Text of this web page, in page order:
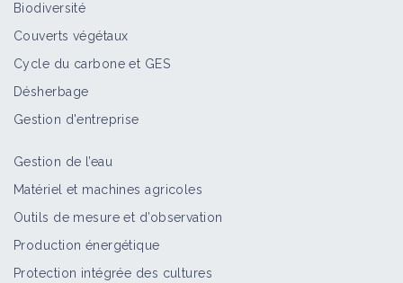
Biodiversité
Couverts végétaux
Cycle du carbone et GES
Désherbage
Gestion d'entreprise
Gestion de l’eau
Matériel et machines agricoles
Outils de mesure et d’observation
Production énergétique
Protection intégrée des cultures